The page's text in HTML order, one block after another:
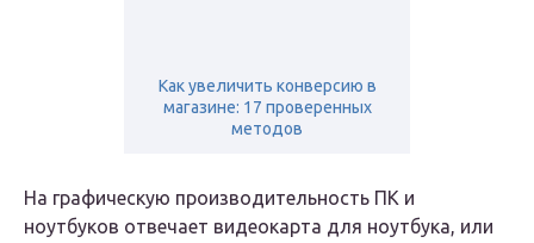
Как увеличить конверсию в
магазине: 17 проверенных
методов
На графическую производительность ПК и
ноутбуков отвечает видеокарта для ноутбука, или